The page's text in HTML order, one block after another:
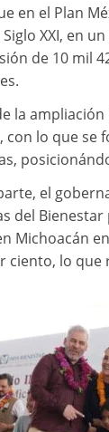
en el Plan
XXI, en
de 10 mil
la
con lo que se
el
del
Michoacán
ciento, lo